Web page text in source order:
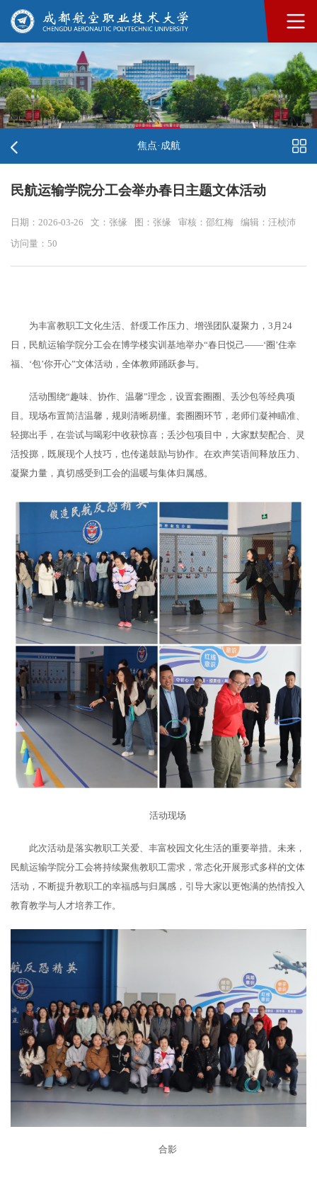
焦点·成航
民航运输学院分工会举办春日主题文体活动
日期：2026-03-26 文：张缘 图：张缘 审核：邵红梅 编辑：汪桢沛
访问量： 50
为丰富教职工文化生活、舒缓工作压力、增强团队凝聚力，3月24
日，民航运输学院分工会在博学楼实训基地举办“春日悦己——‘圈’住幸
福、‘包’你开心”文体活动，全体教师踊跃参与。
活动围绕“趣味、协作、温馨”理念，设置套圈圈、丢沙包等经典项
目。现场布置简洁温馨，规则清晰易懂。套圈圈环节，老师们凝神瞄准、
轻掷出手，在尝试与喝彩中收获惊喜；丢沙包项目中，大家默契配合、灵
活投掷，既展现个人技巧，也传递鼓励与协作。在欢声笑语间释放压力、
凝聚力量，真切感受到工会的温暖与集体归属感。
活动现场
此次活动是落实教职工关爱、丰富校园文化生活的重要举措。未来，
民航运输学院分工会将持续聚焦教职工需求，常态化开展形式多样的文体
活动，不断提升教职工的幸福感与归属感，引导大家以更饱满的热情投入
教育教学与人才培养工作。
合影